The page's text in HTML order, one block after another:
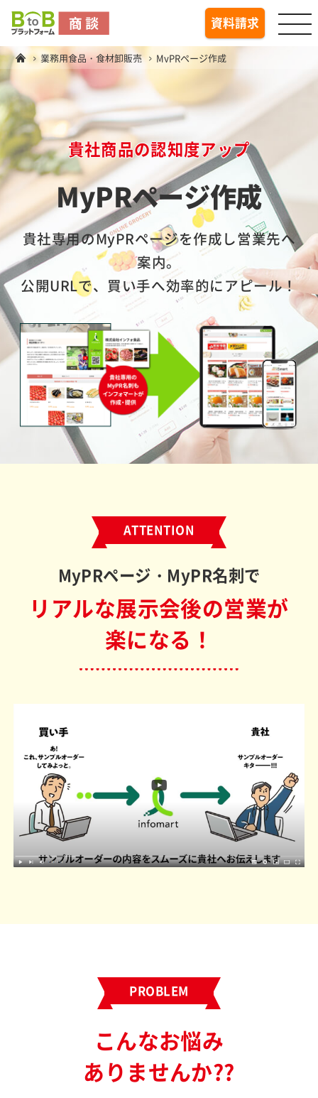
資料請求
業務用食品・食材卸販売 MyPRページ作成
貴社商品の認知度アップ
MyPRページ作成
貴社専用のMyPRページを作成し営業先へ
案内。
公開URLで、買い手へ効率的にアピール！
ATTENTION
MyPRページ・MyPR名刺で
リアルな展示会後の営業が
楽になる！
PROBLEM
こんなお悩み
ありませんか??